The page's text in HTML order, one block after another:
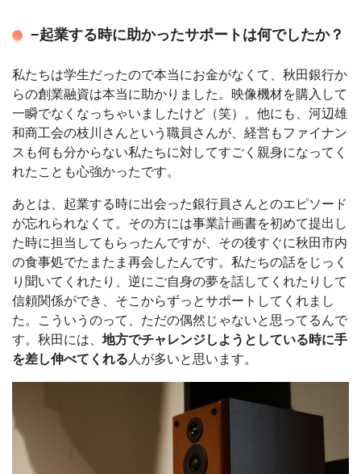
−起業する時に助かったサポートは何でしたか？
私たちは学生だったので本当にお金がなくて、秋田銀行か
らの創業融資は本当に助かりました。映像機材を購入して
一瞬でなくなっちゃいましたけど（笑）。他にも、河辺雄
和商工会の枝川さんという職員さんが、経営もファイナン
スも何も分からない私たちに対してすごく親身になってく
れたことも心強かったです。
あとは、起業する時に出会った銀行員さんとのエピソード
が忘れられなくて。その方には事業計画書を初めて提出し
た時に担当してもらったんですが、その後すぐに秋田市内
の食事処でたまたま再会したんです。私たちの話をじっく
り聞いてくれたり、逆にご自身の夢を話してくれたりして
信頼関係ができ、そこからずっとサポートしてくれまし
た。こういうのって、ただの偶然じゃないと思ってるんで
す。秋田には、 地方でチャレンジしようとしている時に手
を差し伸べてくれる 人が多いと思います。